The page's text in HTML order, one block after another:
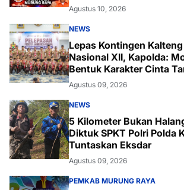
Agustus 10, 2026
NEWS
Lepas Kontingen
Nasional XII, Kapolda:
Bentuk Karakter Cinta
Lingkungan
Agustus 09, 2026
NEWS
5 Kilometer Bukan
Diktuk SPKT Polri Polda
Tuntaskan Eksdar
Agustus 09, 2026
PEMKAB MURUNG RAYA